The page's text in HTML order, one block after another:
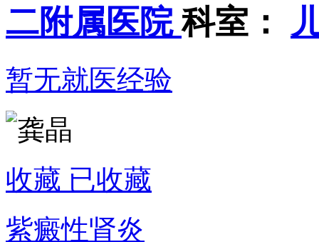
二附属医院科室：
暂无就医经验
收藏 已收藏
紫癜性肾炎